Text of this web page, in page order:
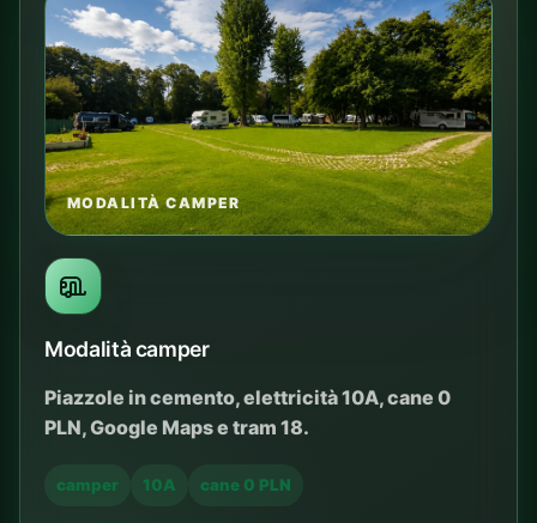
MODALITÀ CAMPER
Modalità camper
Piazzole in cemento, elettricità 10A, cane 0
PLN, Google Maps e tram 18.
camper 10A cane 0 PLN